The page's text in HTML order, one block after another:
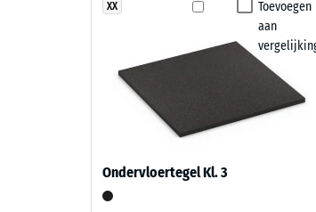
is het oppervlak geschikt voor
Cotta
roodbruine
een
Toevoegen
aan
XX
Ondervloertegel Kl. 3